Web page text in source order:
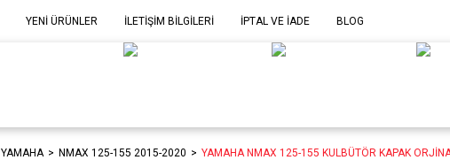
YENİ ÜRÜNLER İLETİŞİM BİLGİLERİ İPTAL VE İADE BLOG
YAMAHA NMAX 125-155 2015-2020 YAMAHA NMAX 125-155 KULBÜTÖR KAPAK